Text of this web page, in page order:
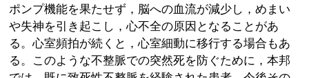
ポンプ機能を果たせず，脳への血流が減少し，めまい
や失神を引き起こし，心不全の原因となることがあ
る。心室頻拍が続くと，心室細動に移行する場合もあ
る。このような不整脈での突然死を防ぐために，本邦